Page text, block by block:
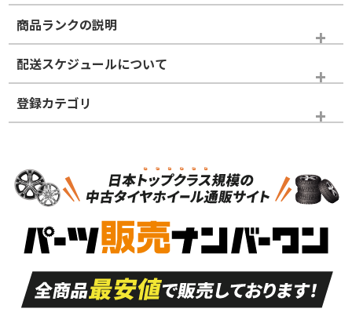
商品ランクの説明
※商品ランクは出品者の主観により判断しておりますので、あら
かじめご了承ください。
ホイールランク
S
品）
S
新車外し品（新古
付き
A
走行距離も少なく、
目立つ傷もほとんど
ない中古品
A
走行距離も少なく、
非常に状態の良い中
古品
配送スケジュールについて
登録カテゴリ
スタッドレスタイヤホイールセット